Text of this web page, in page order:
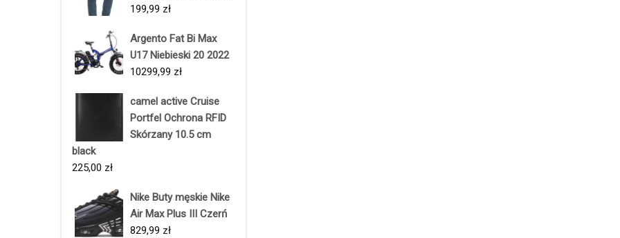
199,99 zł
Argento Fat Bi Max
U17 Niebieski 20 2022
10299,99 zł
camel active Cruise
Portfel Ochrona RFID
Skórzany 10.5 cm
black
225,00 zł
Nike Buty męskie Nike
Air Max Plus III Czerń
829,99 zł